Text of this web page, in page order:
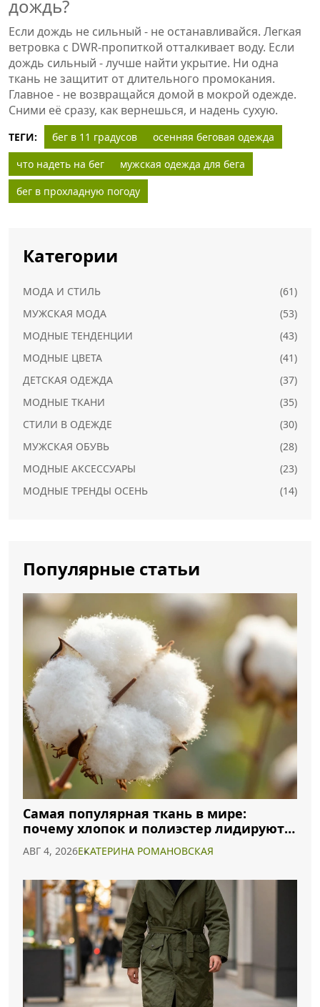
дождь?
Если дождь не сильный - не останавливайся. Легкая
ветровка с DWR-пропиткой отталкивает воду. Если
дождь сильный - лучше найти укрытие. Ни одна
ткань не защитит от длительного промокания.
Главное - не возвращайся домой в мокрой одежде.
Сними её сразу, как вернешься, и надень сухую.
ТЕГИ: бег в 11 градусов
осенняя беговая одежда
что надеть на бег
мужская одежда для бега
бег в прохладную погоду
Категории
МОДА И СТИЛЬ
(61)
МУЖСКАЯ МОДА
(53)
МОДНЫЕ ТЕНДЕНЦИИ
(43)
МОДНЫЕ ЦВЕТА
(41)
ДЕТСКАЯ ОДЕЖДА
(37)
МОДНЫЕ ТКАНИ
(35)
СТИЛИ В ОДЕЖДЕ
(30)
МУЖСКАЯ ОБУВЬ
(28)
МОДНЫЕ АКСЕССУАРЫ
(23)
МОДНЫЕ ТРЕНДЫ ОСЕНЬ
(14)
Популярные статьи
Самая популярная ткань в мире:
почему хлопок и полиэстер лидируют в
АВГ 4, 2026ЕКАТЕРИНА РОМАНОВСКАЯ